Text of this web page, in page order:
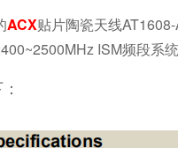
ACX贴片陶瓷天线
ISM频段系